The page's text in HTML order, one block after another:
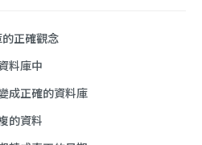
正確觀念
料庫中
成正確的資料庫
的資料